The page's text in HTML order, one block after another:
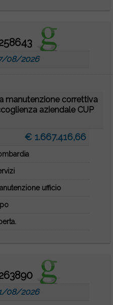
08/2026
manutenzione correttiva
aziendale CUP
€ 1.667.416,66
ufficio
08/2026